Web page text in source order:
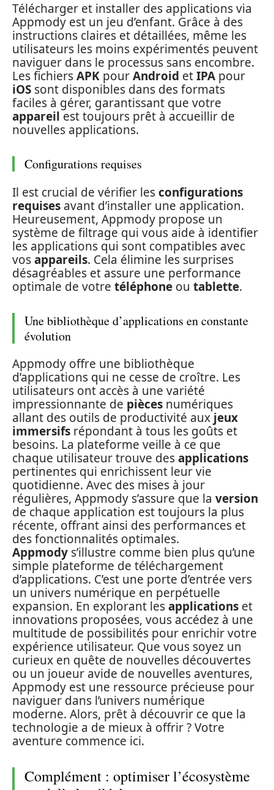
Télécharger et installer des applications via
Appmody est un jeu d’enfant. Grâce à des
instructions claires et détaillées, même les
utilisateurs les moins expérimentés peuvent
naviguer dans le processus sans encombre.
Les fichiersAPK pourAndroid etIPA pour
iOS sont disponibles dans des formats
faciles à gérer, garantissant que votre
appareil est toujours prêt à accueillir de
nouvelles applications.
Configurations requises
Il est crucial de vérifier lesconfigurations
requises avant d’installer une application.
Heureusement, Appmody propose un
système de filtrage qui vous aide à identifier
les applications qui sont compatibles avec
vosappareils. Cela élimine les surprises
désagréables et assure une performance
optimale de votre téléphone ou tablette.
Une bibliothèque d’applications en constante
évolution
Appmody offre une bibliothèque
d’applications qui ne cesse de croître. Les
utilisateurs ont accès à une variété
impressionnante de pièces numériques
allant des outils de productivité aux jeux
immersifs répondant à tous les goûts et
besoins. La plateforme veille à ce que
chaque utilisateur trouve desapplications
pertinentes qui enrichissent leur vie
quotidienne. Avec des mises à jour
régulières, Appmody s’assure que la version
de chaque application est toujours la plus
récente, offrant ainsi des performances et
des fonctionnalités optimales.
Appmody s’illustre comme bien plus qu’une
simple plateforme de téléchargement
d’applications. C’est une porte d’entrée vers
un univers numérique en perpétuelle
expansion. En explorant lesapplications et
innovations proposées, vous accédez à une
multitude de possibilités pour enrichir votre
expérience utilisateur. Que vous soyez un
curieux en quête de nouvelles découvertes
ou un joueur avide de nouvelles aventures,
Appmody est une ressource précieuse pour
naviguer dans l’univers numérique
moderne. Alors, prêt à découvrir ce que la
technologie a de mieux à offrir ? Votre
aventure commence ici.
Complément : optimiser l’écosystème